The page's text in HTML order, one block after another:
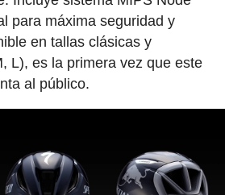
para máxima seguridad y
en tallas clásicas y
L), es la primera vez que este
al público.